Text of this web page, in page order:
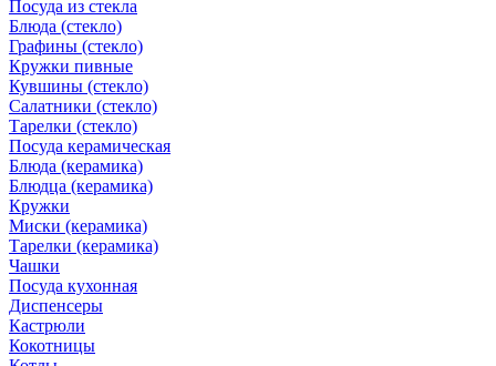
Посуда из стекла
Блюда (стекло)
Графины (стекло)
Кружки пивные
Кувшины (стекло)
Салатники (стекло)
Тарелки (стекло)
Посуда керамическая
Блюда (керамика)
Блюдца (керамика)
Кружки
Миски (керамика)
Тарелки (керамика)
Чашки
Посуда кухонная
Диспенсеры
Кастрюли
Кокотницы